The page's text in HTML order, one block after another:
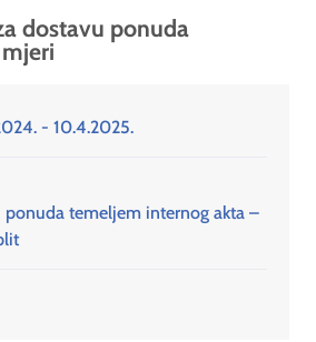
dostavu ponuda
- 10.4.2025.
ponuda temeljem internog akta –